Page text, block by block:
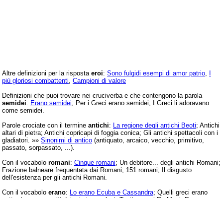
Altre definizioni per la risposta eroi: Sono fulgidi esempi di amor patrio I
più gloriosi combattenti Campioni di valore
Definizioni che puoi trovare nei cruciverba e che contengono la parola
semidei: Erano semidei; Per i Greci erano semidei; I Greci li adoravano
come semidei.
Parole crociate con il termine antichi: La regione degli antichi Beoti; Antichi
altari di pietra; Antichi copricapi di foggia conica; Gli antichi spettacoli con i
gladiatori. »» Sinonimi di antico (antiquato, arcaico, vecchio, primitivo,
passato, sorpassato, ...).
Con il vocabolo romani: Cinque romani; Un debitore... degli antichi Romani;
Frazione balneare frequentata dai Romani; 151 romani; Il disgusto
dell'esistenza per gli antichi Romani.
Con il vocabolo erano: Lo erano Ecuba e Cassandra; Quelli greci erano